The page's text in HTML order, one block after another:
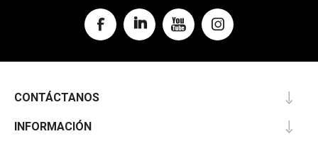
CONTÁCTANOS
INFORMACIÓN